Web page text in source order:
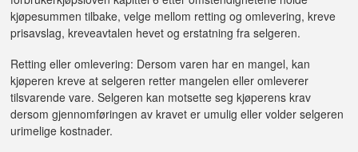
kjøpesummen tilbake, velge mellom retting og omlevering, kreve
prisavslag, kreveavtalen hevet og erstatning fra selgeren.
Retting eller omlevering: Dersom varen har en mangel, kan
kjøperen kreve at selgeren retter mangelen eller omleverer
tilsvarende vare. Selgeren kan motsette seg kjøperens krav
dersom gjennomføringen av kravet er umulig eller volder selgeren
urimelige kostnader.